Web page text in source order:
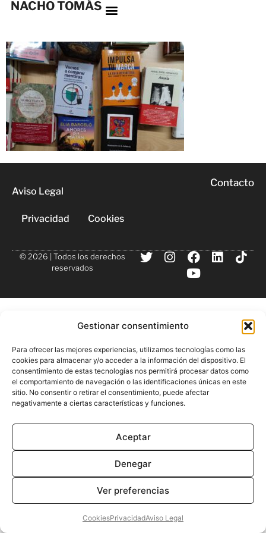
Gestionar consentimiento
Para ofrecer las mejores experiencias, utilizamos tecnologías como las
cookies para almacenar y/o acceder a la información del dispositivo. El
consentimiento de estas tecnologías nos permitirá procesar datos como
el comportamiento de navegación o las identificaciones únicas en este
sitio. No consentir o retirar el consentimiento, puede afectar
negativamente a ciertas características y funciones.
Aceptar
Denegar
Ver preferencias
CookiesPrivacidadAviso Legal
NACHO TOMÁS
Aviso Legal
Privacidad Cookies
Contacto
© 2026 | Todos los derechos
reservados